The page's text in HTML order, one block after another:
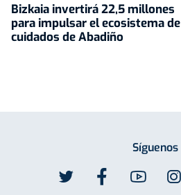
Bizkaia invertirá 22,5 millones
para impulsar el ecosistema de
cuidados de Abadiño
Síguenos